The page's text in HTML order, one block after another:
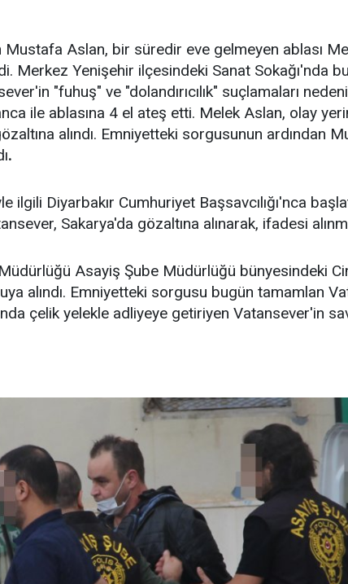
Mustafa Aslan, bir süredir eve gelmeyen ablası
Merkez Yenişehir ilçesindeki Sanat Sokağı'nda
"fuhuş" ve "dolandırıcılık" suçlamaları
ile ablasına 4 el ateş etti. Melek Aslan, olay
alındı. Emniyetteki sorgusunun ardından
.
ilgili Diyarbakır Cumhuriyet Başsavcılığı'nca
Sakarya'da gözaltına alınarak, ifadesi
Asayiş Şube Müdürlüğü bünyesindeki
alındı. Emniyetteki sorgusu bugün tamamlan
çelik yelekle adliyeye getiriyen Vatansever'in